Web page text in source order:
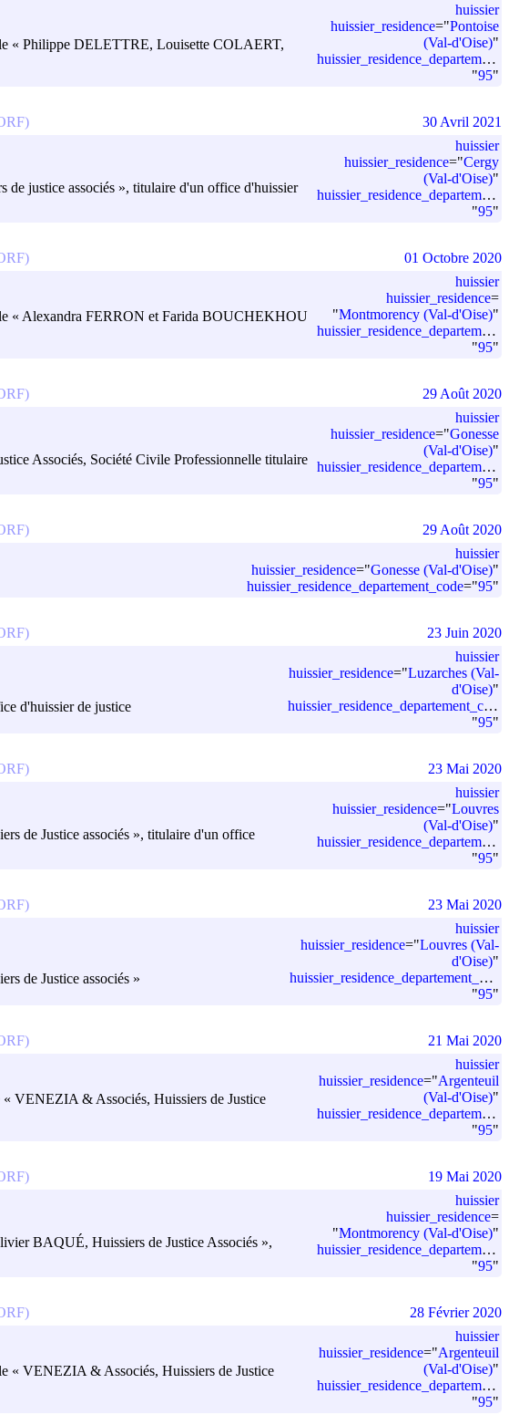
« Philippe DELETTRE, Louisette COLAERT,
huissier
huissier_residence="Pontoise
(Val-d'Oise)"
huissier_residence_departement_code
"95"
justice associés », titulaire d'un office d'huissier
huissier
huissier_residence="Cergy
(Val-d'Oise)"
huissier_residence_departement_code
"95"
30 Avril 2021
« Alexandra FERRON et Farida BOUCHEKHOU
huissier
huissier_residence=
"Montmorency (Val-d'Oise)"
huissier_residence_departement_code
"95"
01 Octobre 2020
Associés, Société Civile Professionnelle titulaire
huissier
huissier_residence="Gonesse
(Val-d'Oise)"
huissier_residence_departement_code
"95"
29 Août 2020
huissier
huissier_residence="Gonesse (Val-d'Oise)"
huissier_residence_departement_code="95"
29 Août 2020
d'huissier de justice
huissier
huissier_residence="Luzarches (Val-
d'Oise)"
huissier_residence_departement_code
"95"
23 Juin 2020
de Justice associés », titulaire d'un office
huissier
huissier_residence="Louvres
(Val-d'Oise)"
huissier_residence_departement_code
"95"
23 Mai 2020
de Justice associés »
huissier
huissier_residence="Louvres (Val-
d'Oise)"
huissier_residence_departement_code
"95"
23 Mai 2020
« VENEZIA & Associés, Huissiers de Justice
huissier
huissier_residence="Argenteuil
(Val-d'Oise)"
huissier_residence_departement_code
"95"
21 Mai 2020
BAQUÉ, Huissiers de Justice Associés »,
huissier
huissier_residence=
"Montmorency (Val-d'Oise)"
huissier_residence_departement_code
"95"
19 Mai 2020
« VENEZIA & Associés, Huissiers de Justice
huissier
huissier_residence="Argenteuil
(Val-d'Oise)"
huissier_residence_departement_code
"95"
28 Février 2020